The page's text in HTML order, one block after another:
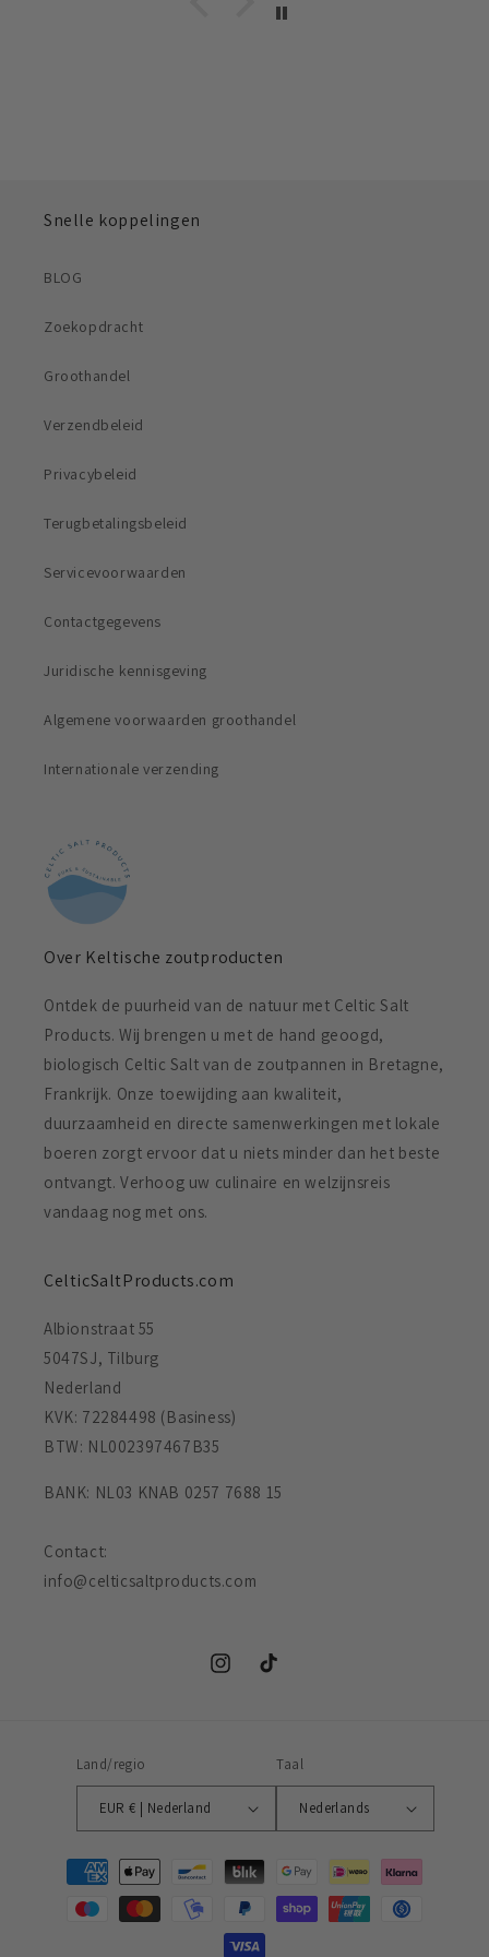
Snelle koppelingen
BLOG
Zoekopdracht
Groothandel
Verzendbeleid
Privacybeleid
Terugbetalingsbeleid
Servicevoorwaarden
Contactgegevens
Juridische kennisgeving
Algemene voorwaarden groothandel
Internationale verzending
Over Keltische zoutproducten
Ontdek de puurheid van de natuur met Celtic Salt
Products. Wij brengen u met de hand geoogd,
biologisch Celtic Salt van de zoutpannen in Bretagne,
Frankrijk. Onze toewijding aan kwaliteit,
duurzaamheid en directe samenwerkingen met lokale
boeren zorgt ervoor dat u niets minder dan het beste
ontvangt. Verhoog uw culinaire en welzijnsreis
vandaag nog met ons.
CelticSaltProducts.com
Albionstraat 55
5047SJ, Tilburg
Nederland
KVK: 72284498 (Basiness)
BTW: NL002397467B35
BANK: NL03 KNAB 0257 7688 15
Contact:
info@celticsaltproducts.com
InstagramTikTok
Land/regio
EUR € | Nederland
Taal
Nederlands
Betaalmethoden